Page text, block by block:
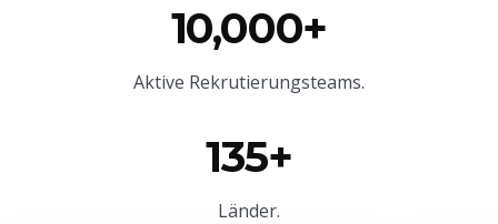
10,000+
Aktive Rekrutierungsteams.
135+
Länder.